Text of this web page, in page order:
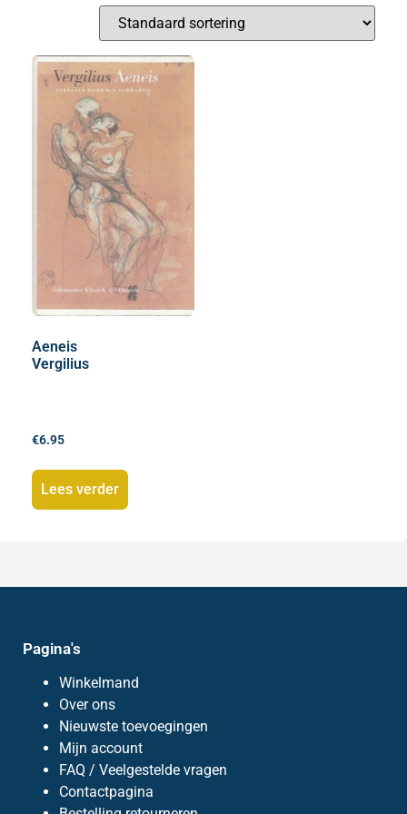
Aeneis
Vergilius
€6.95
Lees verder
Pagina's
Winkelmand
Over ons
Nieuwste toevoegingen
Mijn account
FAQ / Veelgestelde vragen
Contactpagina